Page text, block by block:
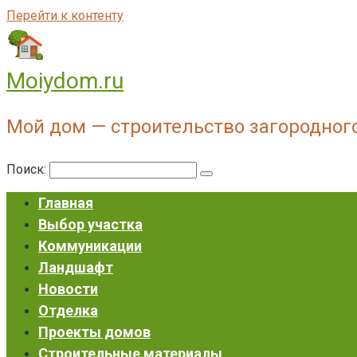
Перейти к контенту
Moiydom.ru
Мой дом — строительство
Поиск:
Главная
Выбор участка
Коммуникации
Ландшафт
Новости
Отделка
Проекты домов
Строительные материалы